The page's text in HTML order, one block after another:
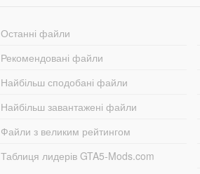
Останні файли
Рекомендовані файли
Найбільш сподобані файли
Найбільш завантажені файли
Файли з великим рейтингом
Таблиця лидерів GTA5-Mods.com